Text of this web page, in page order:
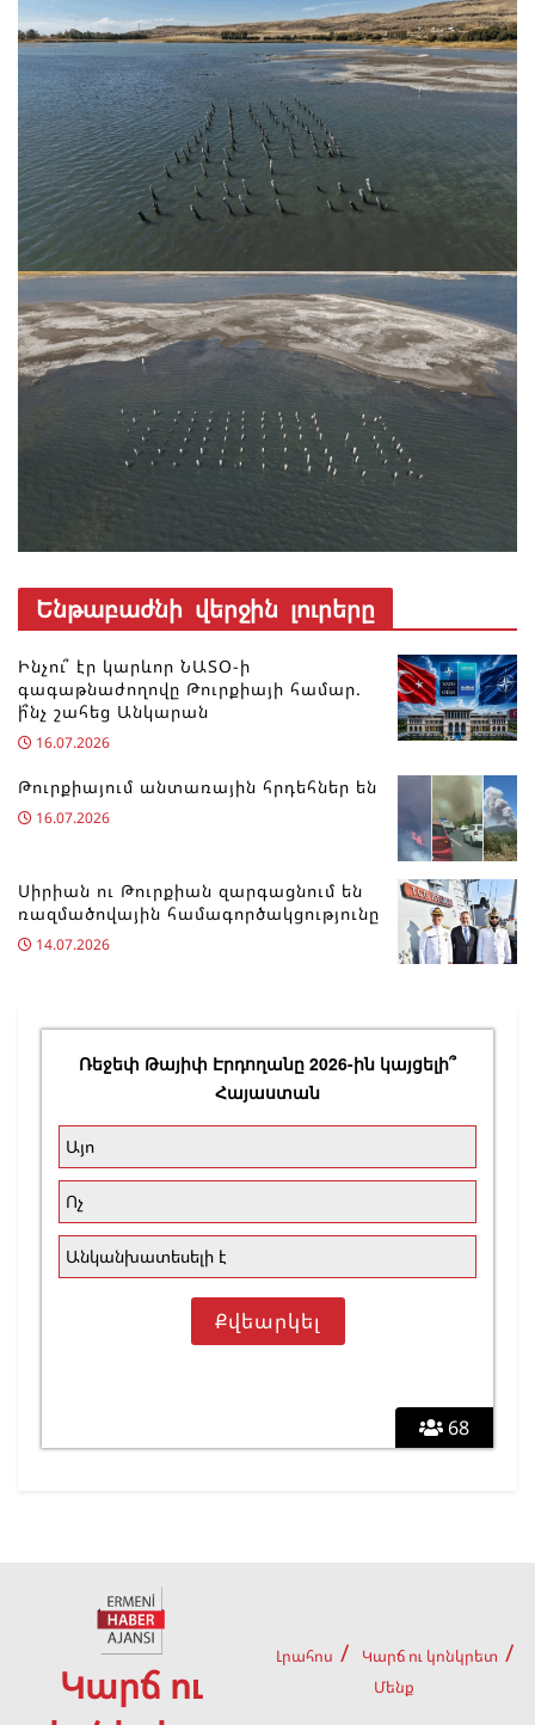
Ենթաբաժնի վերջին լուրերը
Ինչու՞ էր կարևոր ՆԱՏՕ-ի
գագաթնաժողովը Թուրքիայի համար.
ի՞նչ շահեց Անկարան
16.07.2026
Թուրքիայում անտառային հրդեհներ են
16.07.2026
Սիրիան ու Թուրքիան զարգացնում են
ռազմածովային համագործակցությունը
14.07.2026
68
Ռեջեփ Թայիփ Էրդողանը 2026-ին կայցելի՞
Հայաստան
Այո
Ոչ
Անկանխատեսելի է
Կարճ ու
Լրահոս
Կարճ ու կոնկրետ
Մենք